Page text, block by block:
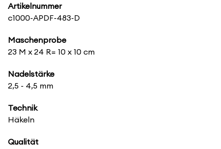
Artikelnummer
c1000-APDF-483-D
Maschenprobe
23 M x 24 R= 10 x 10 cm
Nadelstärke
2,5 - 4,5 mm
Technik
Häkeln
Qualität